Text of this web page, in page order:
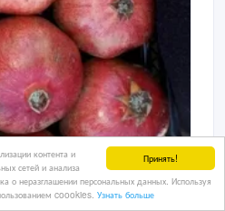
Принять!
контента и
сетей и анализа
о неразглашении персональных данных. Используя
coookies. Узнать больше